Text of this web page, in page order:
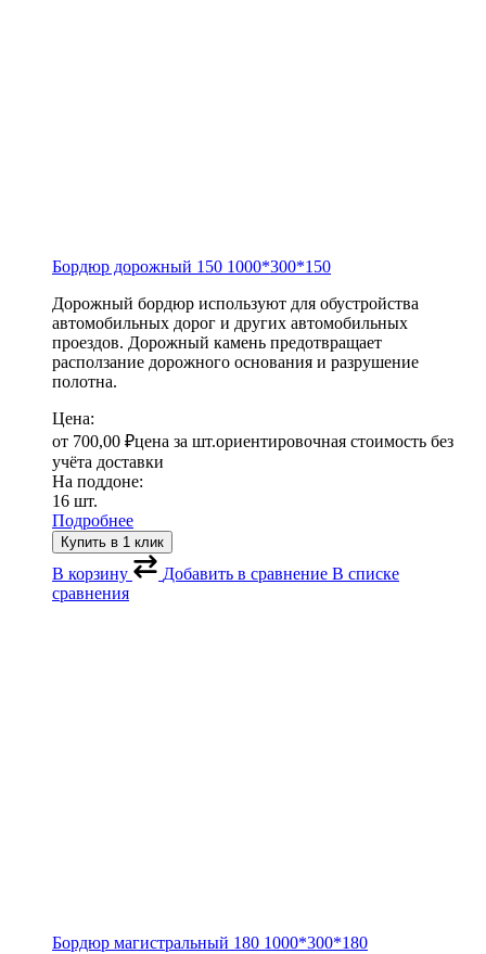
Бордюр дорожный 150 1000*300*150
Дорожный бордюр используют для обустройства
автомобильных дорог и других автомобильных
проездов. Дорожный камень предотвращает
расползание дорожного основания и разрушение
полотна.
Цена:
от 700,00 ₽цена за шт.ориентировочная стоимость без
учёта доставки
На поддоне:
16 шт.
Подробнее
Купить в 1 клик
В корзину Добавить в сравнение В списке
сравнения
Бордюр магистральный 180 1000*300*180